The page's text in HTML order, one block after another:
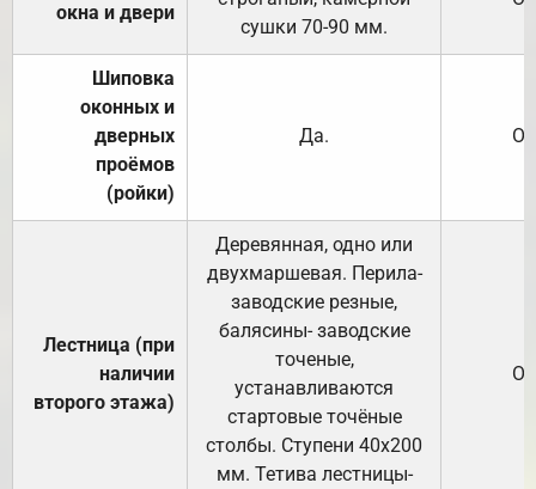
окна и двери
сушки 70-90 мм.
Шиповка
оконных и
дверных
проёмов
(ройки)
Да.
Лестница (при
наличии
второго этажа)
Деревянная, одно или
двухмаршевая. Перила-
заводские резные,
балясины- заводские
точеные,
устанавливаются
стартовые точёные
столбы. Ступени 40х200
мм. Тетива лестницы-